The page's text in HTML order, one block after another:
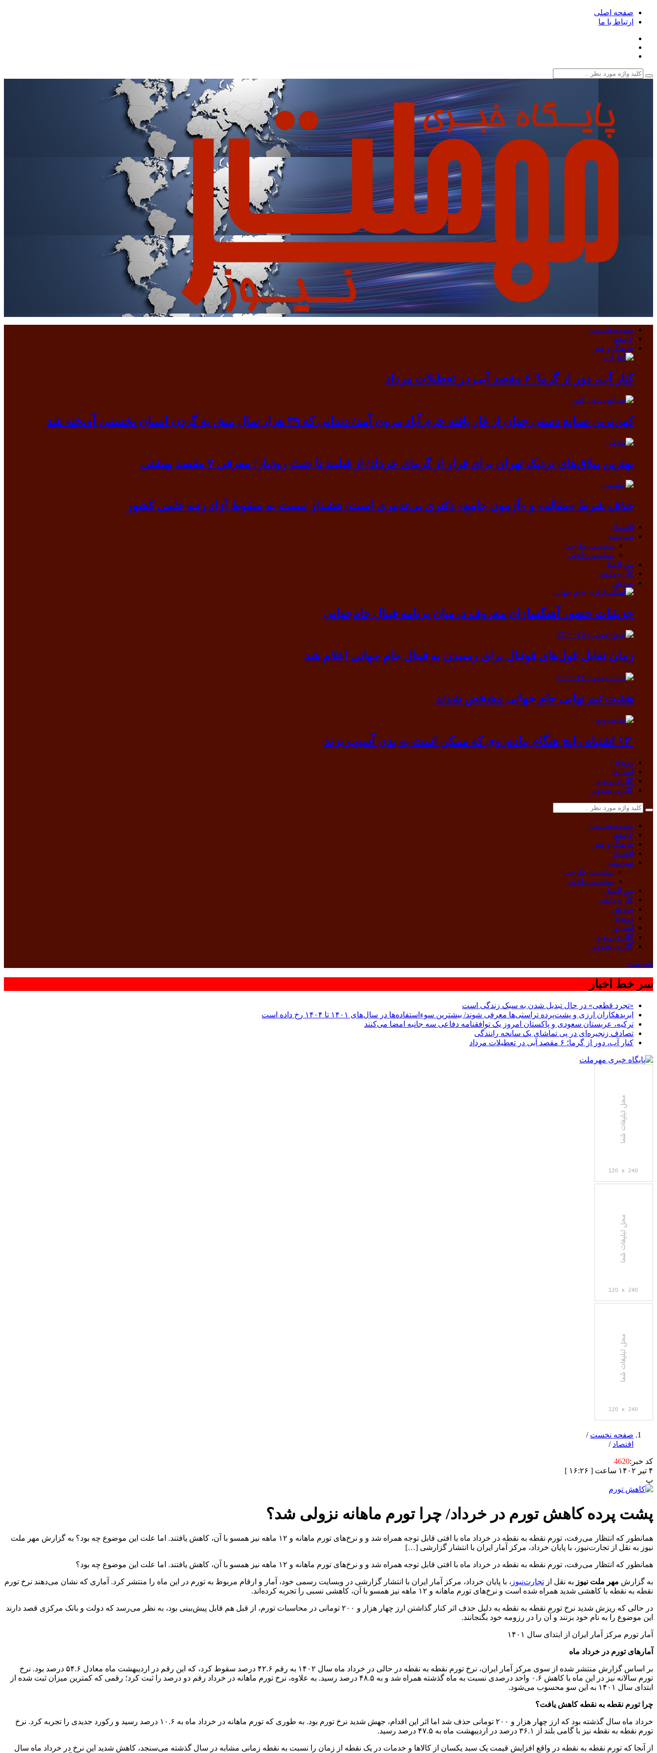
صفحه اصلی
ارتباط با ما
صفحه نخست
جامعه
فرهنگ و هنر
کنار آب، دور از گرما؛ ۶ مقصد آبی در تعطیلات مرداد
کهن‌ترین صنایع دستی جهان از غار یافته خرم آباد بیرون آمد/ دندانی که ۳۹ هزار سال پیش به گردن انسان نخستین آویخته شد
بهترین ییلاق‌های نزدیک تهران برای فرار از گرمای خرداد/ از فیلبند تا جنت رودبار؛ معرفی ۷ مقصد بهشتی
حذف شرط «مقاله» و «آزمون جامع» دکتری بی‌تدبیری است/ هشدار نسبت به سقوط آزاد رتبه علمی کشور
اقتصاد
سیاست
سیاست خارجی
سیاست داخلی
بین الملل
کار و دانش
ورزش
جزیئیات حضور آهنگسازان معروف درمیان برنامه فینال جام‌جهانی
زمان تقابل غول‌های فوتبال برای رسیدن به فینال جام جهانی اعلام شد
هشت تیم نهایی جام جهانی مشخص شدند
۱۳ اشتباه رایج هنگام پیاده‌روی که ممکن است به بدن آسیب بزند
رویداد
استانها
گالری ویدیو
گالری تصاویر
صفحه نخست
جامعه
فرهنگ و هنر
اقتصاد
سیاست
سیاست خارجی
سیاست داخلی
بین الملل
کار و دانش
ورزش
رویداد
استانها
گالری ویدیو
گالری تصاویر
فهرست
سر خط اخبار
«تجرد قطعی» در حال تبدیل شدن به سبک زندگی است
ابربدهکاران ارزی و پشت‌پرده تراستی‌ها معرفی شوند/ بیشترین سوءاستفاده‌ها در سال‌های ۱۴۰۱ تا ۱۴۰۴ رخ داده است
ترکیه، عربستان سعودی و پاکستان امروز یک توافقنامه دفاعی سه جانبه امضا می‌کنند
تصادف زنجیره‌ای در پی تماشای یک سانحه رانندگی
کنار آب، دور از گرما؛ ۶ مقصد آبی در تعطیلات مرداد
صفحه نخست /
اقتصاد /
کد خبر:4620
۴ تیر ۱۴۰۲ ساعت [ ۱۶:۲۶ ]
پ
پشت پرده کاهش تورم در خرداد/ چرا تورم ماهانه نزولی شد؟
همانطور که انتظار می‌رفت، تورم نقطه به نقطه در خرداد ماه با افتی قابل توجه همراه شد و و نرخ‌های تورم ماهانه و ۱۲ ماهه نیز همسو با آن، کاهش یافتند. اما علت این موضوع چه بود؟ به گزارش مهر ملت
نیوز به نقل از تجارت‌نیوز، با پایان خرداد، مرکز آمار ایران با انتشار گزارشی […]
همانطور که انتظار می‌رفت، تورم نقطه به نقطه در خرداد ماه با افتی قابل توجه همراه شد و و نرخ‌های تورم ماهانه و ۱۲ ماهه نیز همسو با آن، کاهش یافتند. اما علت این موضوع چه بود؟
به گزارش مهر ملت نیوز به نقل از تجارت‌نیوز ، با پایان خرداد، مرکز آمار ایران با انتشار گزارشی در وبسایت رسمی خود، آمار و ارقام مربوط به تورم در این ماه را منتشر کرد. آماری که نشان می‌دهند نرخ تورم
نقطه به نقطه با کاهشی شدید همراه شده است و نرخ‌های تورم ماهانه و ۱۲ ماهه نیز همسو با آن، کاهشی نسبی را تجربه کرده‌اند.
در حالی که ریزش شدید نرخ تورم نقطه به نقطه به دلیل حذف اثر کنار گذاشتن ارز چهار هزار و ۲۰۰ تومانی در محاسبات تورم، از قبل هم قابل پیش‌بینی بود، به نظر می‌رسد که دولت و بانک مرکزی قصد دارند
این موضوع را به نام خود بزنند و آن را در رزومه خود بگنجانند.
آمار تورم مرکز آمار ایران از ابتدای سال ۱۴۰۱
آمارهای تورم در خرداد ماه
بر اساس گزارش منتشر شده از سوی مرکز آمار ایران، نرخ تورم نقطه به نقطه در حالی در خرداد ماه سال ۱۴۰۲ به رقم ۴۲.۶ درصد سقوط کرد، که این رقم در اردیبهشت ماه معادل ۵۴.۶ درصد بود. نرخ
تورم سالانه نیز در این ماه با کاهش ۰.۶ واحد درصدی نسبت به ماه گذشته همراه شد و به ۴۸.۵ درصد رسید. به علاوه، نرخ تورم ماهانه در خرداد رقم دو درصد را ثبت کرد؛ رقمی که کمترین میزان ثبت شده از
ابتدای سال ۱۴۰۱ به این سو محسوب می‌شود.
چرا تورم نقطه به نقطه کاهش یافت؟
خرداد ماه سال گذشته بود که ارز چهار هزار و ۲۰۰ تومانی حذف شد اما اثر این اقدام، جهش شدید نرخ تورم بود. به طوری که تورم ماهانه در خرداد ماه به ۱۰.۶ درصد رسید و رکورد جدیدی را تجربه کرد. نرخ
تورم نقطه به نقطه نیز با گامی بلند از ۳۶.۱ درصد در اردیبهشت ماه به ۴۷.۵ درصد رسید.
از آنجا که تورم نقطه به نقطه در واقع افزایش قیمت یک سبد یکسان از کالاها و خدمات در یک نقطه از زمان را نسبت به نقطه زمانی مشابه در سال گذشته می‌سنجد، کاهش شدید این نرخ در خرداد ماه سال